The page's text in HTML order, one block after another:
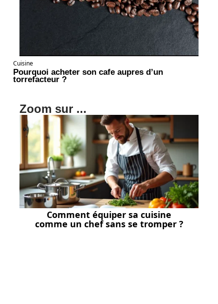
Cuisine
Pourquoi acheter son cafe aupres d’un
torrefacteur ?
Zoom sur ...
Comment équiper sa cuisine
comme un chef sans se tromper ?